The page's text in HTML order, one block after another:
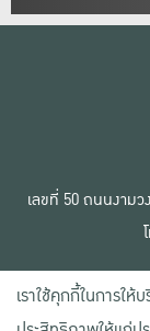
เลขที่ 50 ถนนงาม
เราใช้คุกกี้ในการใ